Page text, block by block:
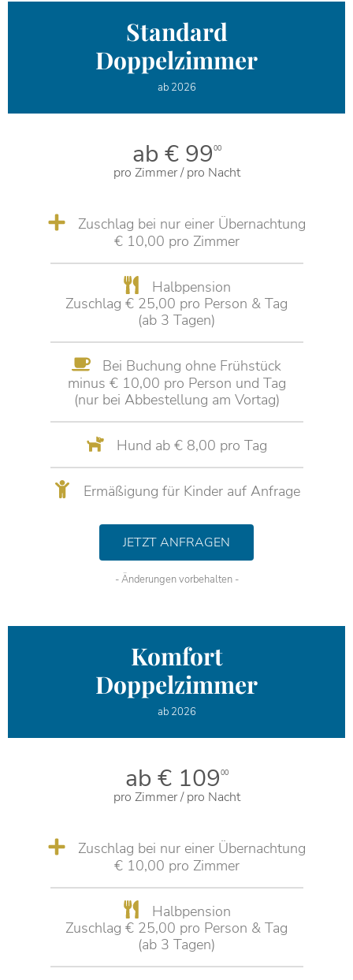
Standard
Doppelzimmer
ab 2026
ab € 9900
pro Zimmer / pro Nacht
Zuschlag bei nur einer Übernachtung
€ 10,00 pro Zimmer
Halbpension
Zuschlag € 25,00 pro Person & Tag
(ab 3 Tagen)
Bei Buchung ohne Frühstück
minus € 10,00 pro Person und Tag
(nur bei Abbestellung am Vortag)
Hund ab € 8,00 pro Tag
Ermäßigung für Kinder auf Anfrage
JETZT ANFRAGEN
- Änderungen vorbehalten -
Komfort
Doppelzimmer
ab 2026
ab € 10900
pro Zimmer / pro Nacht
Zuschlag bei nur einer Übernachtung
€ 10,00 pro Zimmer
Halbpension
Zuschlag € 25,00 pro Person & Tag
(ab 3 Tagen)